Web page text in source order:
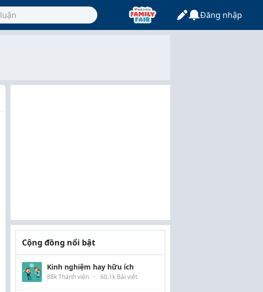
Đăng nhập
Cộng đồng nổi bật
Kinh nghiệm hay hữu ích
88k Thành viên · 60.1k Bài viết